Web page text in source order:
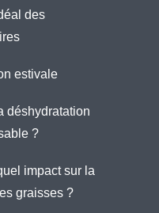
des
estivale
déshydratation
?
impact sur la
graisses ?